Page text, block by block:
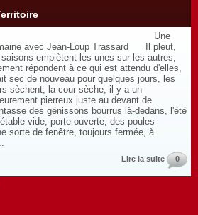
avec Jean-Loup Trassard Il pleut,
saisons empiètent les unes sur les autres,
répondent à ce qui est attendu d'elles,
sec de nouveau pour quelques jours, les
sèchent, la cour sèche, il y a un
pierreux juste au devant de
des génissons bourrus là-dedans, l'été
vide, porte ouverte, des poules
sorte de fenêtre, toujours fermée, à
Lire la suite 0